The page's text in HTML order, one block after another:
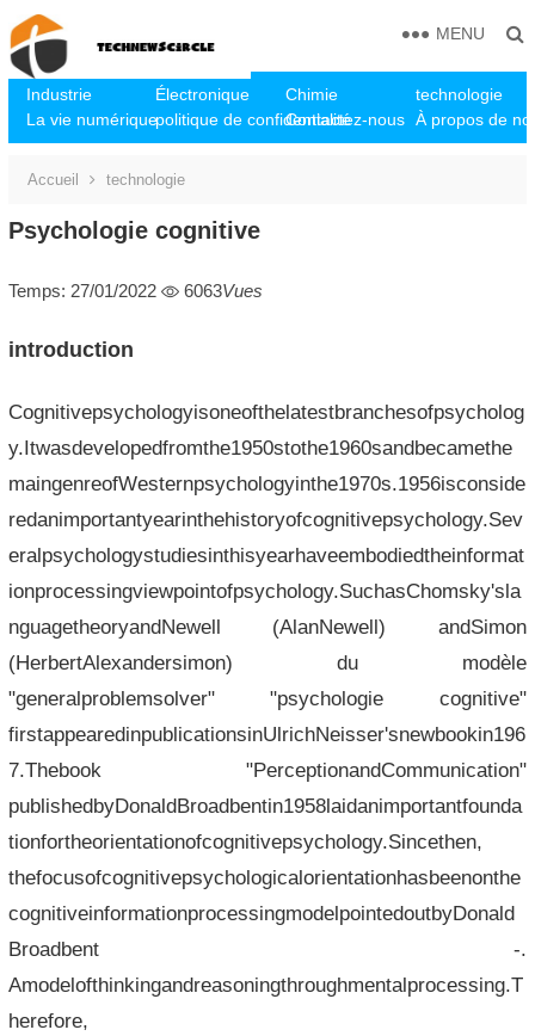
Industrie Électronique Chimie
technologie
La vie numériquepolitique de confidentialité
Contactez-nous À propos de
MENU
Accueil technologie
Psychologie cognitive
Temps: 27/01/2022 6063Vues
introduction
Cognitivepsychologyisoneofthelatestbranchesofpsycholog
y.Itwasdevelopedfromthe1950stothe1960sandbecamethe
maingenreofWesternpsychologyinthe1970s.1956isconside
redanimportantyearinthehistoryofcognitivepsychology.Sev
eralpsychologystudiesinthisyearhaveembodiedtheinformat
ionprocessingviewpointofpsychology.SuchasChomsky'sla
nguagetheoryandNewell (AlanNewell) andSimon
(HerbertAlexandersimon) du modèle
"generalproblemsolver" "psychologie cognitive"
firstappearedinpublicationsinUlrichNeisser'snewbookin196
7.Thebook "PerceptionandCommunication"
publishedbyDonaldBroadbentin1958laidanimportantfounda
tionfortheorientationofcognitivepsychology.Sincethen,
thefocusofcognitivepsychologicalorientationhasbeenonthe
cognitiveinformationprocessingmodelpointedoutbyDonald
Broadbent -.
Amodelofthinkingandreasoningthroughmentalprocessing.T
herefore,